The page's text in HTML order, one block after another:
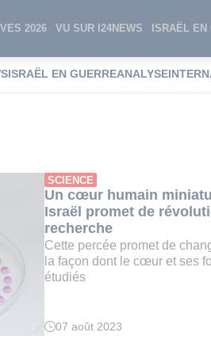
2026 VU SUR I24NEWS ISRAËL EN
ISRAËL EN GUERREANALYSE
cardiaque
SCIENCE
Un cœur humain
Israël promet de
recherche
Cette percée promet de
la façon dont le cœur et ses
étudiés
Temps
07 août 2023